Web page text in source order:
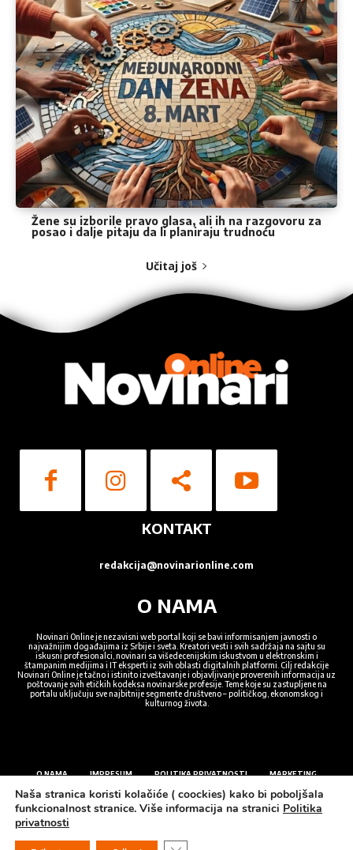
Žene su izborile pravo glasa, ali ih na razgovoru za
posao i dalje pitaju da li planiraju trudnoću
Učitaj još
KONTAKT
redakcija@novinarionline.com
O NAMA
Novinari Online je nezavisni web portal koji se bavi informisanjem javnosti o
najvažnijim događajima iz Srbije i sveta. Kreatori vesti i svih sadržaja na sajtu su
iskusni profesionalci, novinari sa višedecenijskim iskustvom u elektronskim i
štampanim medijima i IT eksperti iz svih oblasti digitalnih platformi. Cilj redakcije
Novinari Online je tačno i istinito izveštavanje i objavljivanje proverenih informacija uz
poštovanje svih etičkih kodeksa novinarske profesije. Teme koje su zastupljene na
portalu uključuju sve najbitnije segmente društveno – političkog, ekonomskog i
kulturnog života.
O NAMA IMPRESUM POLITIKA PRIVATNOSTI MARKETING
© 2022. Sva prava zadržana NOVINARI ONLINE, Dizajn MIODRAG ŽIVKOVIĆ
Naša stranica koristi kolačiće ( coockies) kako bi poboljšala
funkcionalnost stranice. Više informacija na stranici Politika
privatnosti